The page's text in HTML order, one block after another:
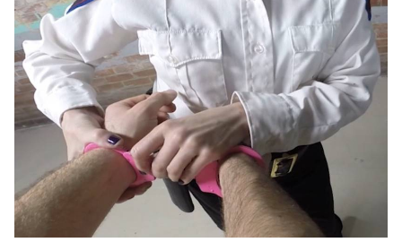
Anđela
Čekam tvoj poziv!
Tel: 064/677-677- Kod: #142
tel:0,93€ - mob:1,12€ min